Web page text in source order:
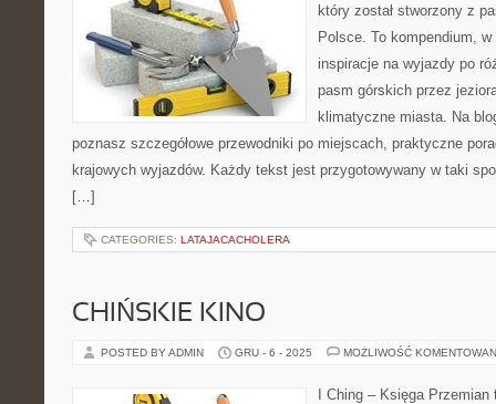
który został stworzony z
Polsce. To kompendium,
inspiracje na wyjazdy po
pasm górskich przez
klimatyczne miasta. Na
poznasz szczegółowe przewodniki po miejscach, praktyczne
krajowych wyjazdów. Każdy tekst jest przygotowywany w taki
[…]
CATEGORIES: LATAJACACHOLERA
CHIŃSKIE KINO
POSTED BY ADMIN GRU - 6 - 2025 MOŻLIWOŚĆ
I Ching – Księga